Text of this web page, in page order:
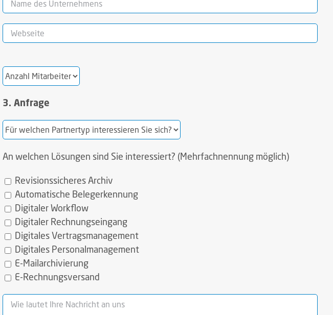
lasse
dieses
Feld
lasse
dieses
Feld
lasse
dieses
Feld
leer.
3. Anfrage
An welchen Lösungen sind Sie interessiert? (Mehrfachnennung möglich)
Revisionssicheres Archiv
Automatische Belegerkennung
Digitaler Workflow
Digitaler Rechnungseingang
Digitales Vertragsmanagement
Digitales Personalmanagement
E-Mailarchivierung
E-Rechnungsversand